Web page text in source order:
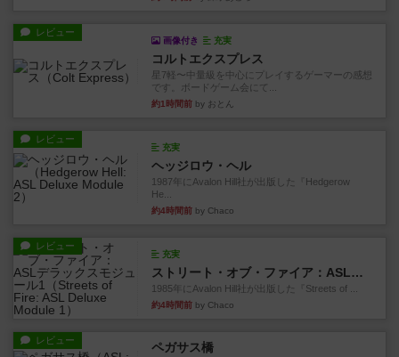
レビュー
画像付き 充実
コルトエクスプレス
星7軽〜中量級を中心にプレイするゲーマーの感想
です。ボードゲーム会にて...
約1時間前 by おとん
レビュー
充実
ヘッジロウ・ヘル
1987年にAvalon Hill社が出版した『Hedgerow
He...
約4時間前 by Chaco
レビュー
充実
ストリート・オブ・ファイア：ASLデラックスモジュール1
1985年にAvalon Hill社が出版した『Streets of ...
約4時間前 by Chaco
レビュー ペガサス橋